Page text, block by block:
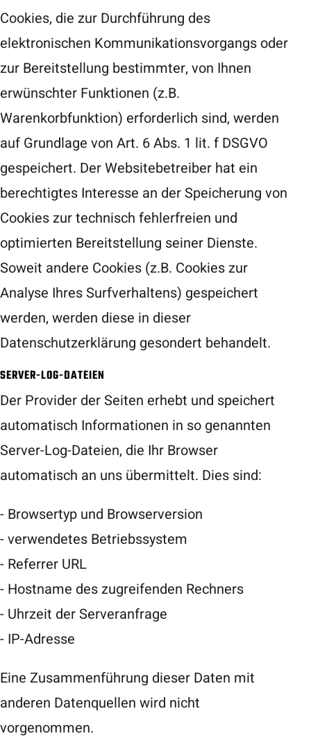
Cookies, die zur Durchführung des
elektronischen Kommunikationsvorgangs oder
zur Bereitstellung bestimmter, von Ihnen
erwünschter Funktionen (z.B.
Warenkorbfunktion) erforderlich sind, werden
auf Grundlage von Art. 6 Abs. 1 lit. f DSGVO
gespeichert. Der Websitebetreiber hat ein
berechtigtes Interesse an der Speicherung von
Cookies zur technisch fehlerfreien und
optimierten Bereitstellung seiner Dienste.
Soweit andere Cookies (z.B. Cookies zur
Analyse Ihres Surfverhaltens) gespeichert
werden, werden diese in dieser
Datenschutzerklärung gesondert behandelt.
SERVER-LOG-DATEIEN
Der Provider der Seiten erhebt und speichert
automatisch Informationen in so genannten
Server-Log-Dateien, die Ihr Browser
automatisch an uns übermittelt. Dies sind:
- Browsertyp und Browserversion
- verwendetes Betriebssystem
- Referrer URL
- Hostname des zugreifenden Rechners
- Uhrzeit der Serveranfrage
- IP-Adresse
Eine Zusammenführung dieser Daten mit
anderen Datenquellen wird nicht
vorgenommen.